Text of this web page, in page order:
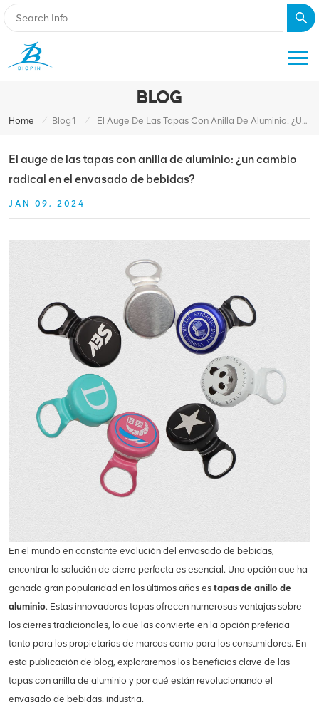
BLOG
Home / Blog1 / El Auge De Las Tapas Con Anilla De Aluminio: ¿un Cambio Radical En El Envasado De Bebidas?
El auge de las tapas con anilla de aluminio: ¿un cambio
radical en el envasado de bebidas?
JAN 09, 2024
En el mundo en constante evolución del envasado de bebidas,
encontrar la solución de cierre perfecta es esencial. Una opción que ha
ganado gran popularidad en los últimos años es tapas de anillo de
aluminio. Estas innovadoras tapas ofrecen numerosas ventajas sobre
los cierres tradicionales, lo que las convierte en la opción preferida
tanto para los propietarios de marcas como para los consumidores. En
esta publicación de blog, exploraremos los beneficios clave de las
tapas con anilla de aluminio y por qué están revolucionando el
envasado de bebidas. industria.